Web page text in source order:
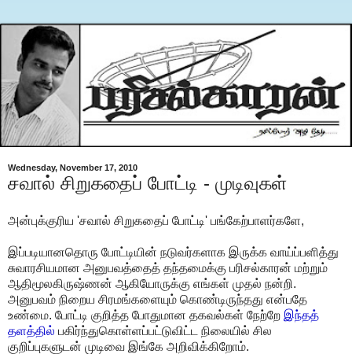
Wednesday, November 17, 2010
சவால் சிறுகதைப் போட்டி - முடிவுகள்
அன்புக்குரிய 'சவால் சிறுகதைப் போட்டி' பங்கேற்பாளர்களே,
இப்படியானதொரு போட்டியின் நடுவர்களாக இருக்க வாய்ப்பளித்து
சுவாரசியமான அனுபவத்தைத் தந்தமைக்கு பரிசல்காரன் மற்றும்
ஆதிமூலகிருஷ்ணன் ஆகியோருக்கு எங்கள் முதல் நன்றி.
அனுபவம் நிறைய சிரமங்களையும் கொண்டிருந்தது என்பதே
உண்மை. போட்டி குறித்த போதுமான தகவல்கள் நேற்றே இந்தத்
தளத்தில் பகிர்ந்துகொள்ளப்பட்டுவிட்ட நிலையில் சில
குறிப்புகளுடன் முடிவை இங்கே அறிவிக்கிறோம்.